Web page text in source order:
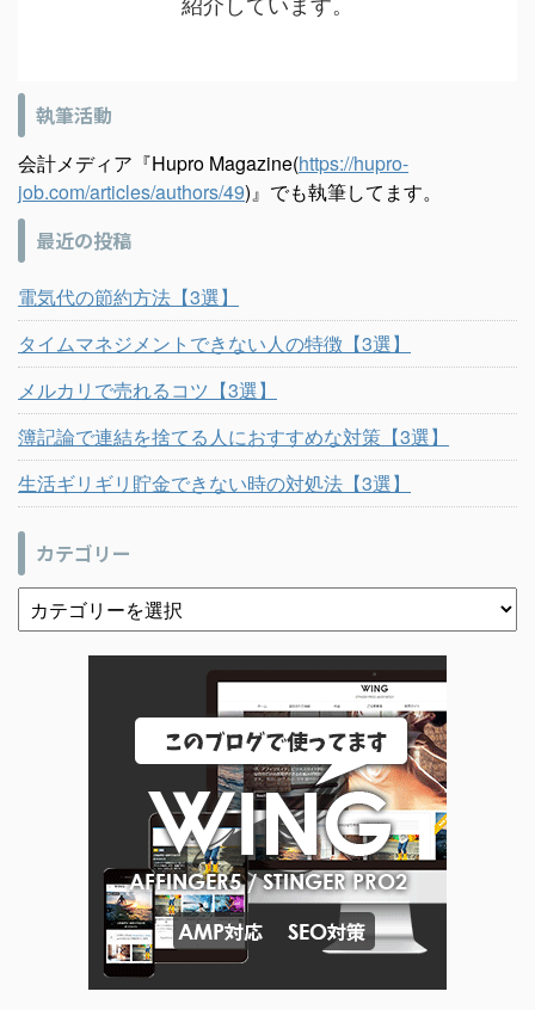
執筆活動
会計メディア『Hupro Magazine(https://hupro-
job.com/articles/authors/49)』でも執筆してます。
最近の投稿
電気代の節約方法【3選】
タイムマネジメントできない人の特徴【3選】
メルカリで売れるコツ【3選】
簿記論で連結を捨てる人におすすめな対策【3選】
生活ギリギリ貯金できない時の対処法【3選】
カテゴリー